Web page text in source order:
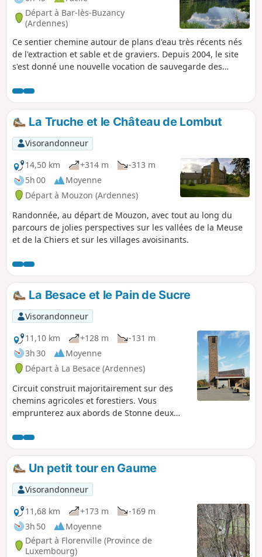
Départ à Bar-lès-Buzancy
(Ardennes)
Ce sentier chemine autour de plans d'eau très récents nés
de l'extraction et sable et de graviers. Depuis 2004, le site
s'est donné une nouvelle vocation de sauvegarde des
Oiseaux, insectes, amphibiens et mammifères trouvent ici
les conditions biologiques idéales, à l'image du castor
nouveau venu, emblématique des sablières. Il est idéal en
famille, de nombreux panneaux ludiques animent le
parcours.
La Truche et le Château de Lombut
Visorandonneur
14,50 km
+314 m
-313 m
5h 00
Moyenne
Départ à Mouzon (Ardennes)
Randonnée, au départ de Mouzon, avec tout au long du
parcours de jolies perspectives sur les vallées de la Meuse
et de la Chiers et sur les villages avoisinants.
La Besace et le Pain de Sucre
Visorandonneur
11,10 km
+128 m
-131 m
3h 30
Moyenne
Départ à La Besace (Ardennes)
Circuit construit majoritairement sur des
chemins agricoles et forestiers. Vous
emprunterez aux abords de Stonne deux
Chemin du Curé et la Ruelle Godet.Stonne,
point de passage du circuit était situé sur la
voie romaine Reims - Trèves dont vous
emprunterez une portion du tracé en fin de
parcours.Le Pain de sucre, ancien tumulus
gallo-romain constitue, à 338 m d'altitude,
un magnifique point de vue sur la
campagne et les villages environnants. Ce
circuit est un des 15 circuits PR® de la
Communauté de Communes des Portes du
Un petit tour en Gaume
Visorandonneur
11,68 km
+173 m
-169 m
3h 50
Moyenne
Départ à Florenville (Province de
Luxembourg)